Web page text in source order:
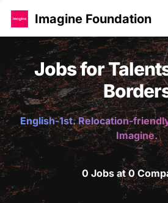
Imagine Foundation
Jobs for
English-1st. Relocation-
Imagine.
0 Jobs at 0